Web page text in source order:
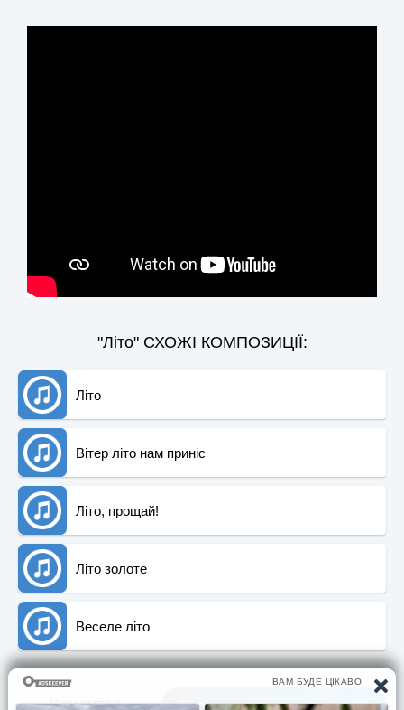
"Літо" СХОЖІ КОМПОЗИЦІЇ:
Літо
Вітер літо нам приніс
Літо, прощай!
Літо золоте
Веселе літо
Коментарi: Вiдгуки та враження вiд пiснi (0)